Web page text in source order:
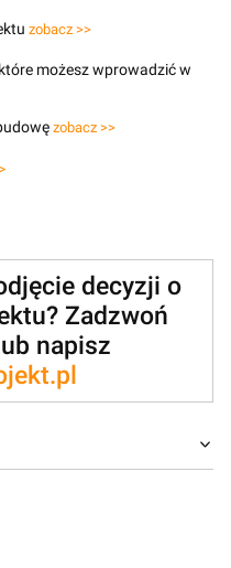
zobacz >>
możesz wprowadzić w
zobacz >>
decyzji o
Zadzwoń
napisz